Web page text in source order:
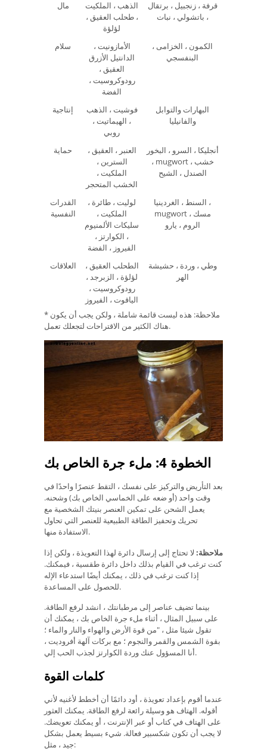
مال
الذهب ، الملكيت
، طحلب العقيق ،
لؤلؤة
قرفة ، زنجبيل ، برتقال
، باتشولي ، نبات
سلام
الأمازونيت ،
الدانتيل الأزرق
العقيق ،
رودوكروسيت ،
الفضة
الكمون ، الخزامى ،
البنفسجي
إنتاجية
فوشيت ، الذهب
، الهيماتيت ،
روبي
البهارات والتوابل
والفانيليا
حماية
العنبر ، العقيق ،
السترين ،
الملكيت ،
الخشب المتحجر
أنجليكا ، السرو ، البخور
، mugwort ، خشب
الصندل ، الشيح
القدرات
النفسية
لوليت ، طائرة ،
الملكيت ،
سليكات الألمنيوم
، الكوارتز ،
الفيروز ، الفضة
السنط ، الغردينيا ،
mugwort ، مسك
الروم ، يارو
العلاقات
الطحلب العقيق ،
لؤلؤة ، الزبرجد ،
رودوكروسيت ،
الياقوت ، الفيروز
وطي ، وردة ، حشيشة
الهر
* ملاحظة: هذه ليست قائمة شاملة ، ولكن يجب أن يكون
هناك الكثير من الاقتراحات لتجعلك تعمل.
الخطوة 4: ملء جرة الخاص بك
بعد التأريض والتركيز على نفسك ، التقط عنصرًا واحدًا في
وقت واحد (أو ضعه على الخماسي الخاص بك) وشحنه.
يعمل الشحن على تمكين العنصر بنيتك الشخصية مع
تحريك وتحفيز الطاقة الطبيعية للعنصر التي تحاول
الاستفادة منها.
ملاحظة: لا تحتاج إلى إرسال دائرة لهذا التعويذة ، ولكن إذا
كنت ترغب في القيام بذلك داخل دائرة طقسية ، فيمكنك.
إذا كنت ترغب في ذلك ، يمكنك أيضًا استدعاء الإله
للحصول على المساعدة.
بينما تضيف عناصر إلى مرطبانتك ، انشد لرفع الطاقة.
على سبيل المثال ، أثناء ملء جرة الخاص بك ، يمكنك أن
تقول شيئا مثل ، "من قوة الأرض والهواء والنار والماء ؛
بقوة الشمس والقمر والنجوم ؛ مع بركات آلهة أفروديت ،
أنا المسؤول عنك وردة الكوارتز لجذب الحب إلي.
كلمات القوة
عندما أقوم بإعداد تعويذة ، أود دائمًا أن أخطط لأغنيه لأني
أقوله. الهتاف هو وسيلة رائعة لرفع الطاقة. يمكنك العثور
على الهتاف في كتاب أو عبر الإنترنت ، أو يمكنك تعويضك.
لا يجب أن تكون شكسبير فعالة. شيء بسيط يعمل بشكل
جيد ، مثل: